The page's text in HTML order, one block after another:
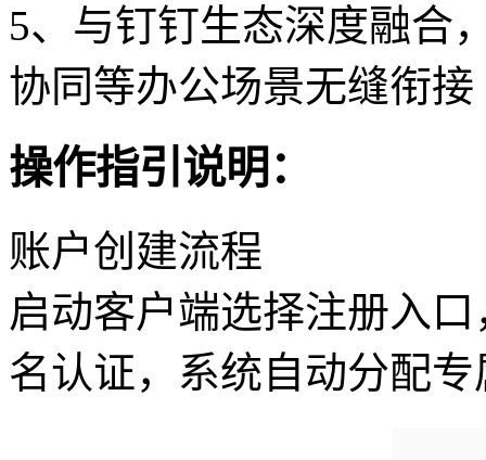
5、与钉钉生态深度融合
协同等办公场景无缝衔接
操作指引说明：
账户创建流程
启动客户端选择注册入
名认证，系统自动分配